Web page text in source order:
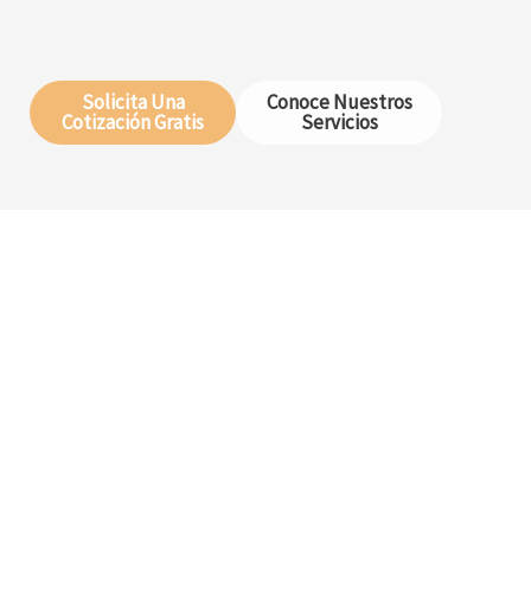
Solicita Una
Cotización Gratis
Conoce Nuestros
Servicios